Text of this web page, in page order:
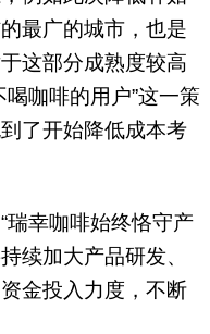
最广的城市，也是
这部分成熟度较高
咖啡的用户”这一策
了开始降低成本考
瑞幸咖啡始终恪守产
续加大产品研发、
金投入力度，不断